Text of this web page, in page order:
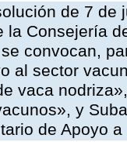
de 7
la Consejería
convocan,
al sector
vaca
y
de Apoyo